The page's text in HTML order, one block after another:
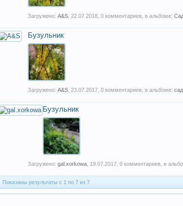
Загружено: A&S 22.07.2018 , 0 комментариев, в альбоме:
Бузульник
Загружено: A&S 23.07.2017 , 0 комментариев, в альбоме:
Бузульник
Загружено: gal.xorkowa 19.07.2017 , 0 комментариев, в
Показаны результаты с 1 по 7 из 7